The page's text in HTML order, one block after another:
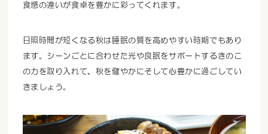
食感の違いが食卓を豊かに彩ってくれます。
日照時間が短くなる秋は睡眠の質を高めやすい時期でもあり
ます。シーンごとに合わせた光や良眠をサポートするきのこ
の力を取り入れて、秋を健やかにそして心豊かに過ごしてい
きましょう。